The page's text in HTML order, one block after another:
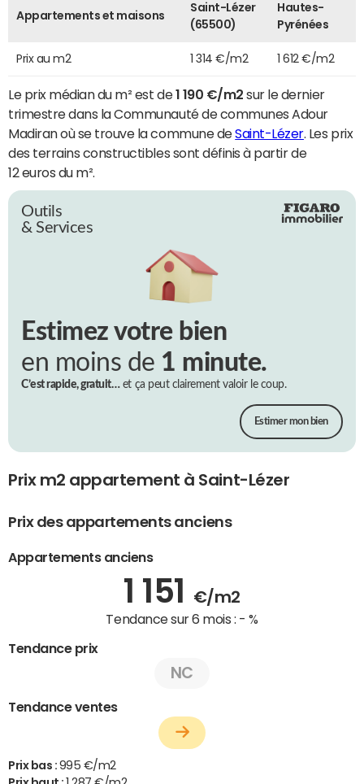
Appartements et maisons
Saint-Lézer
(65500)
Hautes-
Pyrénées
Prix au m2 1 314 €/m2 1 612 €/m2
Le prix médian du m² est de1 190 €/m2 sur le dernier
trimestre dans la Communauté de communes Adour
Madiran où se trouve la commune deSaint-Lézer. Les prix
des terrains constructibles sont définis à partir de
12 euros du m².
Outils
& Services
Estimez votre bien
en moins de 1 minute.
C’est rapide, gratuit…et ça peut clairement valoir le coup.
Estimer mon bien
Prix m2 appartement à Saint-Lézer
Prix des appartements anciens
Appartements anciens
1 151 €/m2
Tendance sur 6 mois : - %
Tendance prix
NC
Tendance ventes
Prix bas : 995 €/m2